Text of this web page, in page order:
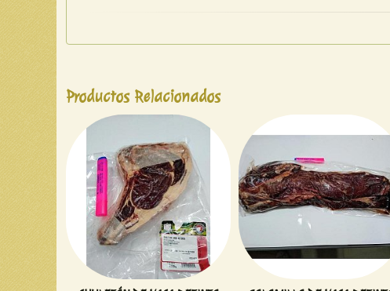
Productos Relacionados